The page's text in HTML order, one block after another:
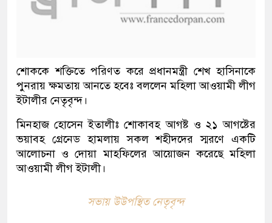
শোককে শক্তিতে পরিণত করে প্রধানমন্ত্রী শেখ হাসিনাকে
পুনরায় ক্ষমতায় আনতে হবেঃ বললেন মহিলা আওয়ামী লীগ
ইটালীর নেতৃবৃন্দ।
মিনহাজ হোসেন ইতালীঃ শোকাবহ আগষ্ট ও ২১ আগষ্টের
ভয়াবহ গ্রেনেড হামলায় সকল শহীদদের স্মরণে একটি
আলোচনা ও দোয়া মাহফিলের আয়োজন করেছে মহিলা
আওয়ামী লীগ ইটালী।
সভায় উউপস্থিত নেতৃবৃন্দ